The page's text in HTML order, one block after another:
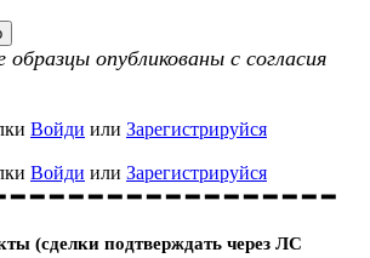
опубликованы с согласия
Войди или Зарегистрируйся
Войди или Зарегистрируйся
━ ━ ━ ━ ━ ━ ━ ━ ━ ━ ━ ━ ━ ━ ━ ━ ━
(сделки подтверждать через ЛС